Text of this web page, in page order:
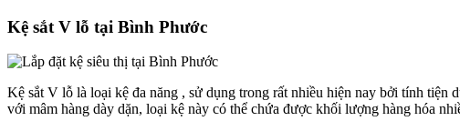
Kệ sắt V lỗ tại Bình Phước
Kệ sắt V lỗ là loại kệ đa năng , sử dụng trong rất nhiều hiện nay bởi tính tiện
với mâm hàng dày dặn, loại kệ này có thể chứa được khối lượng hàng hóa